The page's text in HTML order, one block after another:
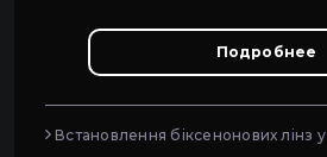
Подробнее
Встановлення біксенонових лінз